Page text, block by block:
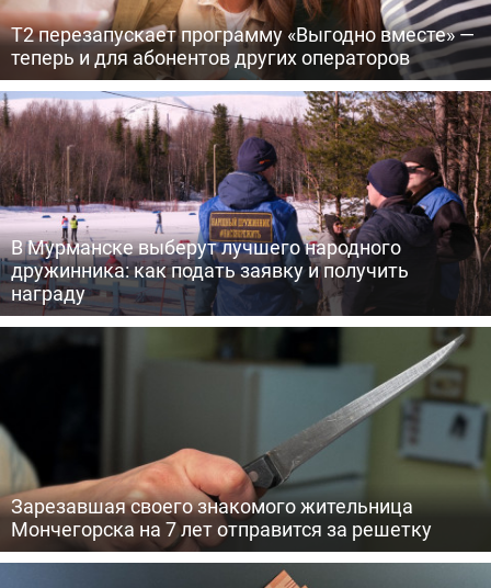
Т2 перезапускает программу «Выгодно вместе» —
теперь и для абонентов других операторов
В Мурманске выберут лучшего народного
дружинника: как подать заявку и получить
награду
Зарезавшая своего знакомого жительница
Мончегорска на 7 лет отправится за решетку